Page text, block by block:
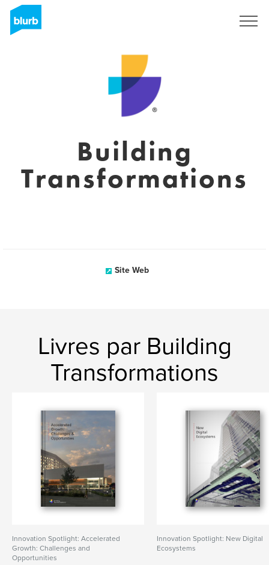
Building
Transformations
Site Web
Livres par Building
Transformations
Innovation Spotlight: Accelerated
Growth: Challenges and
Opportunities
Innovation Spotlight: New Digital
Ecosystems